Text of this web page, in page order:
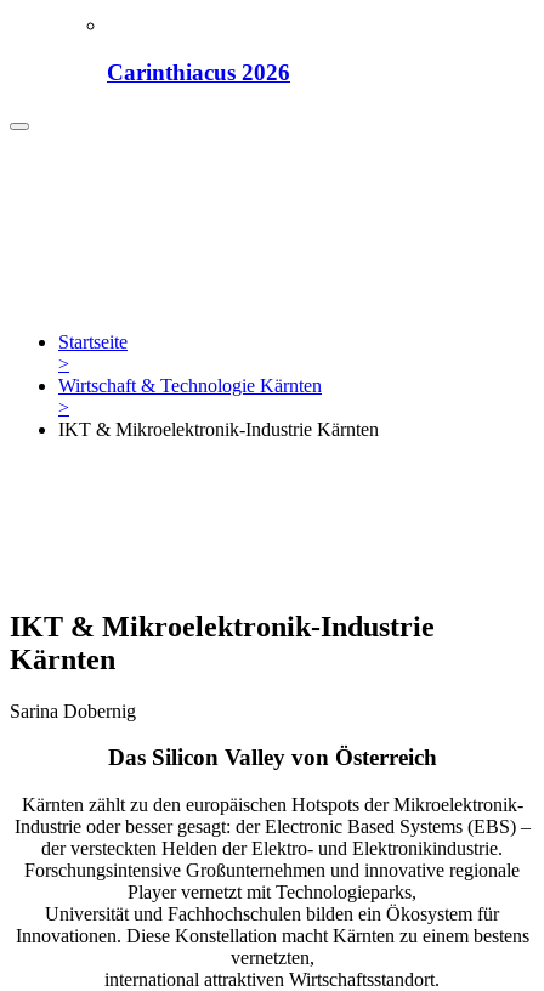
Carinthiacus 2026
Startseite
>
Wirtschaft & Technologie Kärnten
>
IKT & Mikroelektronik-Industrie Kärnten
IKT & Mikroelektronik-Industrie
Kärnten
Sarina Dobernig
Das Silicon Valley von Österreich
Kärnten zählt zu den europäischen Hotspots der Mikroelektronik-
Industrie oder besser gesagt: der Electronic Based Systems (EBS) –
der versteckten Helden der Elektro- und Elektronikindustrie.
Forschungsintensive Großunternehmen und innovative regionale
Player vernetzt mit Technologieparks,
Universität und Fachhochschulen bilden ein Ökosystem für
Innovationen. Diese Konstellation macht Kärnten zu einem bestens
vernetzten,
international attraktiven Wirtschaftsstandort.